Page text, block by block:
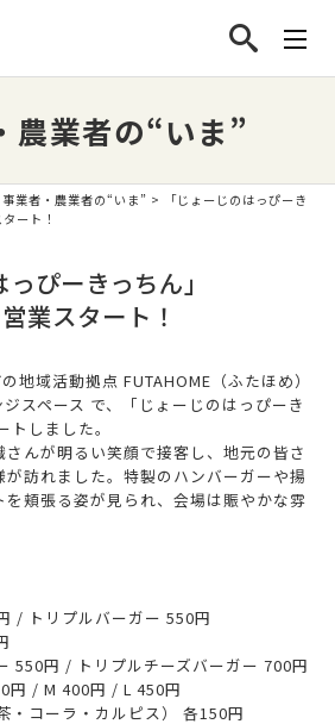
農業者の“いま”
事業者・農業者の“いま” > 「じょーじのはっぴーき
ート！
っぴーきっちん」
業スタート！
地域活動拠点 FUTAHOME（ふたほめ）
スペース で、「じょーじのはっぴーき
しました。
んが明るい笑顔で接客し、地元の皆さ
訪れました。特製のハンバーガーや揚
頬張る姿が見られ、会場は賑やかな雰
/ トリプルバーガー 550円
550円 / トリプルチーズバーガー 700円
円 / M 400円 / L 450円
・コーラ・カルピス） 各150円